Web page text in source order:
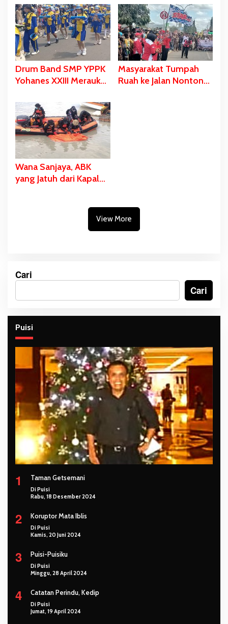
Gebze: ‘Bukan
Hukuman’
Merah Hingga Spanduk
Dibentangkan di Libra-
Merauke
Drum Band SMP YPPK
Yohanes XXIII Merauke
Perhatian Berbagai
Kalangan
Masyarakat Tumpah
Ruah ke Jalan Nonton
Wana Sanjaya, ABK
yang Jatuh dari Kapal
View More
Cari
Cari
Puisi
1 Taman Getsemani
Di Puisi
Rabu, 18 Desember 2024
2 Koruptor Mata Iblis
Di Puisi
Kamis, 20 Juni 2024
3 Puisi-Puisiku
Di Puisi
Minggu, 28 April 2024
4 Catatan Perindu, Kedip
Di Puisi
Jumat, 19 April 2024